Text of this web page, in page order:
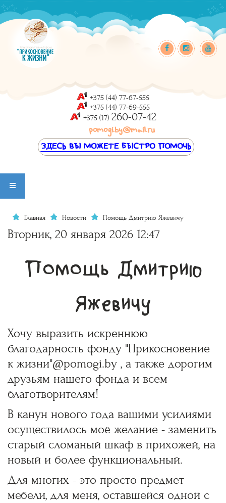
+375 (44) 77-67-555
+375 (44) 77-69-555
+375 (17) 260-07-42
pomogi.by@mail.ru
ЗДЕСЬ ВЫ МОЖЕТЕ БЫСТРО ПОМОЧЬ
Главная Новости Помощь Дмитрию Яжевичу
Вторник, 20 января 2026 12:47
Помощь Дмитрию
Яжевичу
Хочу выразить искреннюю
благодарность фонду "Прикосновение
к жизни"@pomogi.by , а также дорогим
друзьям нашего фонда и всем
благотворителям!
В канун нового года вашими усилиями
осуществилось моё желание - заменить
старый сломаный шкаф в прихожей, на
новый и более функциональный.
Для многих - это просто предмет
мебели, для меня, оставшейся одной с